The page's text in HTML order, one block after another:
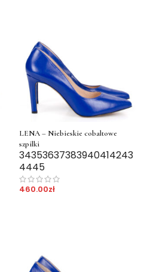
LENA – Niebieskie cobaltowe
szpilki
34353637383940414243
4445
460.00zł